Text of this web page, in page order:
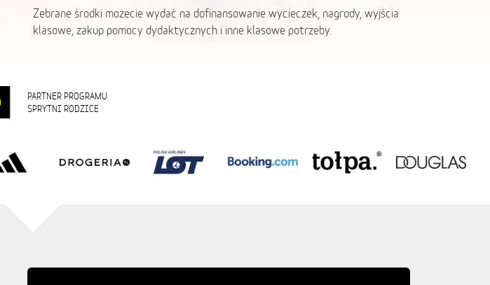
Zebrane środki możecie wydać na dofinansowanie wycieczek, nagrody, wyjścia
klasowe, zakup pomocy dydaktycznych i inne klasowe potrzeby.
PARTNER PROGRAMU
SPRYTNI RODZICE